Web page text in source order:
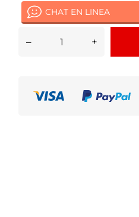
CHAT EN LINEA
– +